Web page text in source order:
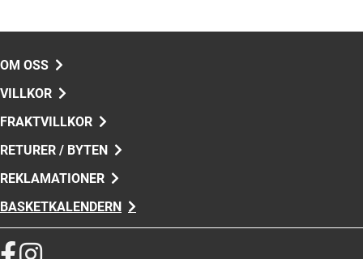
OM OSS
VILLKOR
FRAKTVILLKOR
RETURER / BYTEN
REKLAMATIONER
BASKETKALENDERN